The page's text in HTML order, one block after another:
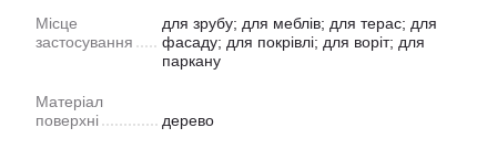
Місце
застосування
для зрубу; для меблів; для терас; для
фасаду; для покрівлі; для воріт; для
паркану
Матеріал
поверхні
дерево